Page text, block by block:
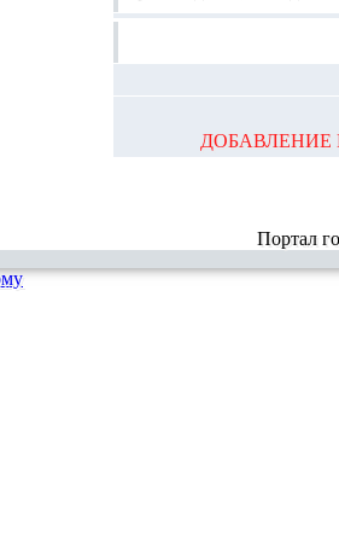
ДОБАВЛЕНИЕ
Портал